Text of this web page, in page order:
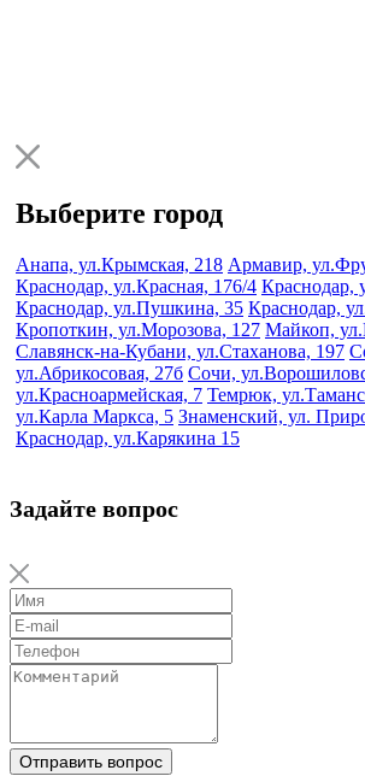
Выберите город
Анапа, ул.Крымская, 218 Армавир,
Краснодар, ул.Красная, 176/4 Краснодар,
Краснодар, ул.Пушкина, 35 Краснодар,
Кропоткин, ул.Морозова, 127 Майкоп,
Славянск-на-Кубани, ул.Стаханова, 197
ул.Абрикосовая, 27б Сочи,
ул.Красноармейская, 7 Темрюк,
ул.Карла Маркса, 5 Знаменский, ул.
Краснодар, ул.Карякина 15
Задайте вопрос
Отправить вопрос